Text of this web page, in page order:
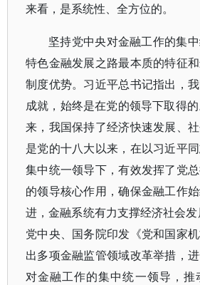
来看，是系统性、全方位的。
坚持党中央对金融工作的集
特色金融发展之路最本质的特征和
制度优势。习近平总书记指出，
成就，始终是在党的领导下取得
来，我国保持了经济快速发展、
是党的十八大以来，在以习近平
集中统一领导下，有效发挥了党
的领导核心作用，确保金融工作
进，金融系统有力支撑经济社会发
党中央、国务院印发《党和国家
出多项金融监管领域改革举措，
对金融工作的集中统一领导，推